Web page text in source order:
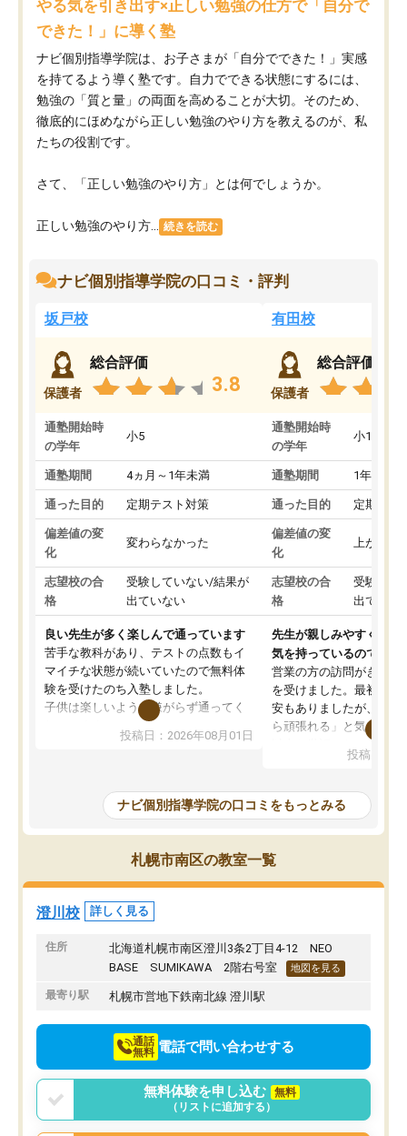
やる気を引き出す×正しい勉強の仕方で「自分で
できた！」に導く塾
ナビ個別指導学院は、お子さまが「自分でできた！」実感
を持てるよう導く塾です。自力でできる状態にするには、
勉強の「質と量」の両面を高めることが大切。そのため、
徹底的にほめながら正しい勉強のやり方を教えるのが、私
たちの役割です。
さて、「正しい勉強のやり方」とは何でしょうか。
正しい勉強のやり方... 続きを読む
ナビ個別指導学院の口コミ・評判
坂戸校
保護者
総合評価
3.8
通塾開始時
の学年
小5
通塾期間 4ヵ月～1年未満
通った目的 定期テスト対策
偏差値の変
化
変わらなかった
志望校の合
格
受験していない/結果が
出ていない
良い先生が多く楽しんで通っています
苦手な教科があり、テストの点数もイ
マイチな状態が続いていたので無料体
験を受けたのち入塾しました。
子供は楽しいようで嫌がらず通ってく
先生は良い方が多く、いつも笑顔で対
教室は少し狭い印象なので夜の時間帯
など生徒さんが多い時間帯は手狭では
ないかな？と感じます。
また駅前にあるのでアクセスは良いで
すが駐車場がないのでお迎えの際に近
隣のコインパーキングを利用または路
上駐車をするしかない点が少し不便で
投稿日：2026年08月01日
有田校
保護者
総合評価
通塾開始時
の学年
小1
通塾期間 1年以上
通った目的 定期テス
偏差値の変
化
上がった
志望校の合
格
受験して
出ていな
先生が親しみやすく勉強
気を持っているので安心
営業の方の訪問がきっか
を受けました。最初は続
安もありましたが、子ど
ら頑張れる」と気に入り
ても分かりやすく、学
方を丁寧に教えてくださ
が深まっていると感じま
熱心で、一人ひとりの苦
握し、復習や講習を通し
前より勉強に前向きに取
りたいと思える塾です。
投稿日：
ナビ個別指導学院の口コミをもっとみる
札幌市南区の教室一覧
澄川校 詳しく見る
住所
北海道札幌市南区澄川3条2丁目4-12 NEO
BASE SUMIKAWA 2階右号室
地図を見る
最寄り駅 札幌市営地下鉄南北線 澄川駅
通話
無料 電話で問い合わせする
無料体験を申し込む
無料
（リストに追加する）